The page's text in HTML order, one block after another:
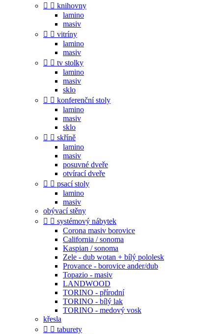
  knihovny
lamino
masiv
  vitríny
lamino
masiv
  tv stolky
lamino
masiv
sklo
  konferenční stoly
lamino
masiv
sklo
  skříně
lamino
masiv
posuvné dveře
otvírací dveře
  psací stoly
lamino
masiv
obývací stěny
  systémový nábytek
Corona masiv borovice
California / sonoma
Kaspian / sonoma
Zele - dub wotan + bílý pololesk
Provance - borovice ander/dub
Topazio - masiv
LANDWOOD
TORINO - přírodní
TORINO - bílý lak
TORINO - medový vosk
křesla
  taburety